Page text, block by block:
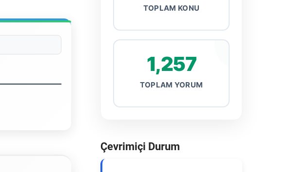
TOPLAM KONU
1,257
TOPLAM YORUM
Çevrimiçi Durum